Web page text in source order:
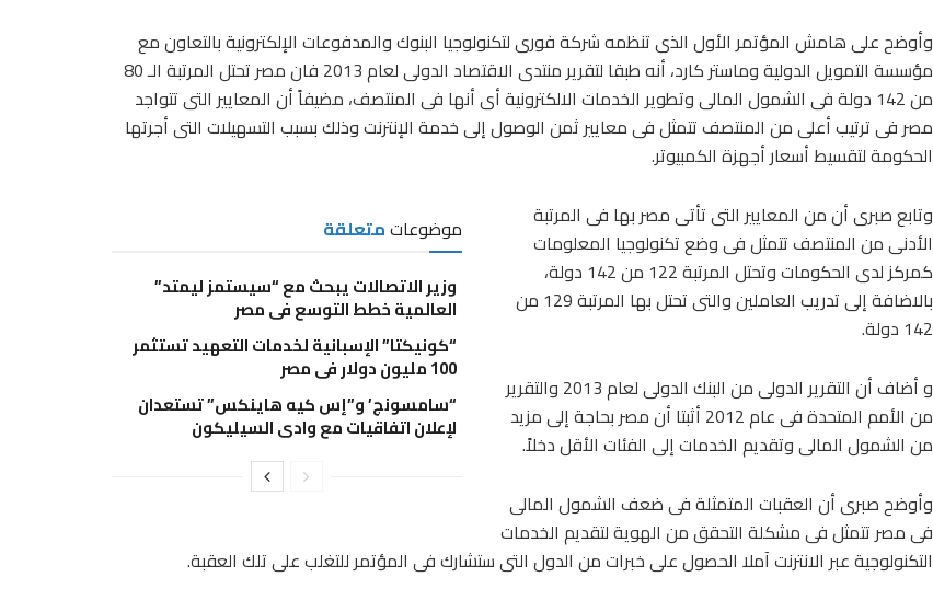
وأوضح على هامش المؤتمر الأول الذى تنظمه شركة فورى لتكنولوجيا البنوك والمدفوعات الإلكترونية بالتعاون مع
مؤسسة التمويل الدولية وماستر كارد، أنه طبقا لتقرير منتدى الاقتصاد الدولى لعام 2013 فان مصر تحتل المرتبة الـ 80
من 142 دولة فى الشمول المالى وتطوير الخدمات الالكترونية أى أنها فى المنتصف، مضيفاً أن المعايير التى تتواجد
مصر فى ترتيب أعلى من المنتصف تتمثل فى معايير ثمن الوصول إلى خدمة الإنترنت وذلك بسبب التسهيلات التى أجرتها
الحكومة لتقسيط أسعار أجهزة الكمبيوتر.
موضوعاتمتعلقة
وزير الاتصالات يبحث مع “سيستمز ليمتد”
العالمية خطط التوسع في مصر
“كونيكتا” الإسبانية لخدمات التعهيد تستثمر
100 مليون دولار فى مصر
“سامسونج’ و”إس كيه هاينكس” تستعدان
لإعلان اتفاقيات مع وادي السيليكون
وتابع صبرى أن من المعايير التى تأتى مصر بها فى المرتبة
الأدنى من المنتصف تتمثل فى وضع تكنولوجيا المعلومات
كمركز لدى الحكومات وتحتل المرتبة 122 من 142 دولة،
بالاضافة إلى تدريب العاملين والتى تحتل بها المرتبة 129 من
142 دولة.
و أضاف أن التقرير الدولى من البنك الدولى لعام 2013 والتقرير
من الأمم المتحدة فى عام 2012 أثبتا أن مصر بحاجة إلى مزيد
من الشمول المالى وتقديم الخدمات إلى الفئات الأقل دخلاً.
وأوضح صبرى أن العقبات المتمثلة فى ضعف الشمول المالى
فى مصر تتمثل فى مشكلة التحقق من الهوية لتقديم الخدمات
التكنولوجية عبر الانترنت آملا الحصول على خبرات من الدول التى ستشارك فى المؤتمر للتغلب على تلك العقبة.